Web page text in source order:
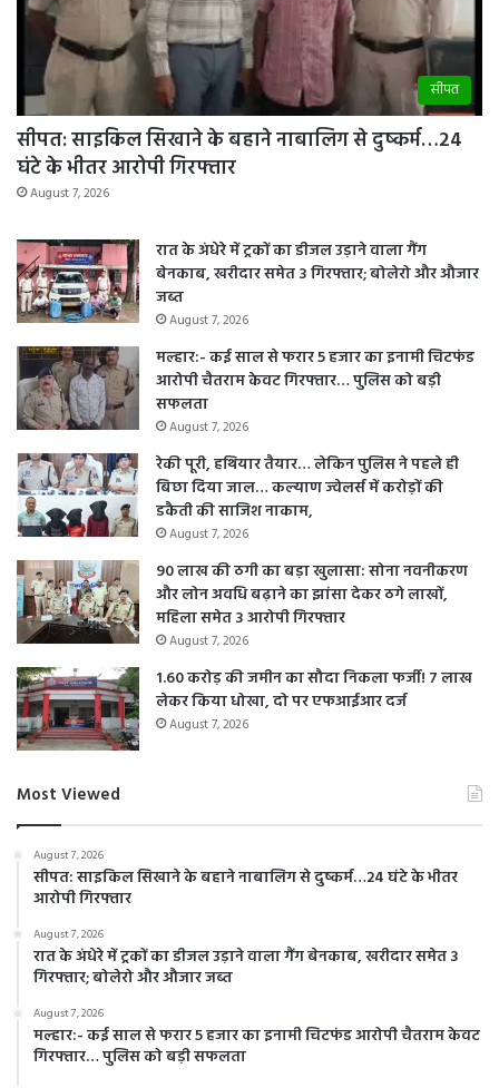
सीपत
सीपत: साइकिल सिखाने के बहाने नाबालिग से दुष्कर्म…24
घंटे के भीतर आरोपी गिरफ्तार
August 7, 2026
रात के अंधेरे में ट्रकों का डीजल उड़ाने वाला गैंग
बेनकाब, खरीदार समेत 3 गिरफ्तार; बोलेरो और औजार
जब्त
August 7, 2026
मल्हार:- कई साल से फरार 5 हजार का इनामी चिटफंड
आरोपी चैतराम केवट गिरफ्तार… पुलिस को बड़ी
सफलता
August 7, 2026
रेकी पूरी, हथियार तैयार… लेकिन पुलिस ने पहले ही
बिछा दिया जाल… कल्याण ज्वेलर्स में करोड़ों की
डकैती की साजिश नाकाम,
August 7, 2026
90 लाख की ठगी का बड़ा खुलासा: सोना नवनीकरण
और लोन अवधि बढ़ाने का झांसा देकर ठगे लाखों,
महिला समेत 3 आरोपी गिरफ्तार
August 7, 2026
1.60 करोड़ की जमीन का सौदा निकला फर्जी! 7 लाख
लेकर किया धोखा, दो पर एफआईआर दर्ज
August 7, 2026
Most Viewed
August 7, 2026
सीपत: साइकिल सिखाने के बहाने नाबालिग से दुष्कर्म…24 घंटे के भीतर
आरोपी गिरफ्तार
August 7, 2026
रात के अंधेरे में ट्रकों का डीजल उड़ाने वाला गैंग बेनकाब, खरीदार समेत 3
गिरफ्तार; बोलेरो और औजार जब्त
August 7, 2026
मल्हार:- कई साल से फरार 5 हजार का इनामी चिटफंड आरोपी चैतराम केवट
गिरफ्तार… पुलिस को बड़ी सफलता